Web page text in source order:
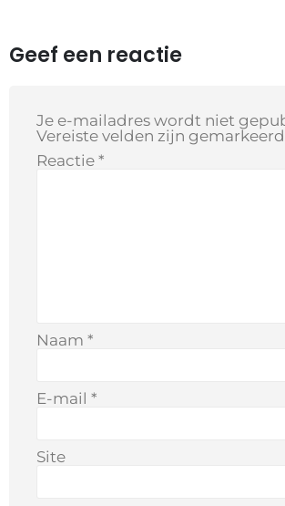
Geef een reactie
Je e-mailadres wordt niet
Vereiste velden zijn
Reactie *
Naam *
E-mail *
Site